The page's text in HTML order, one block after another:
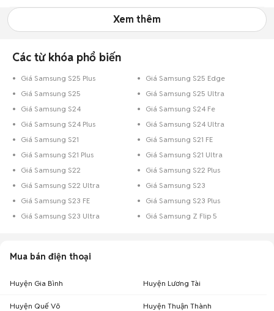
Xem thêm
Các từ khóa phổ biến
Giá Samsung S25 Plus
Giá Samsung S25 Edge
Giá Samsung S25
Giá Samsung S25 Ultra
Giá Samsung S24
Giá Samsung S24 Fe
Giá Samsung S24 Plus
Giá Samsung S24 Ultra
Giá Samsung S21
Giá Samsung S21 FE
Giá Samsung S21 Plus
Giá Samsung S21 Ultra
Giá Samsung S22
Giá Samsung S22 Plus
Giá Samsung S22 Ultra
Giá Samsung S23
Giá Samsung S23 FE
Giá Samsung S23 Plus
Giá Samsung S23 Ultra
Giá Samsung Z Flip 5
Mua bán điện thoại
Huyện Gia Bình Huyện Lương Tài
Huyện Quế Võ Huyện Thuận Thành